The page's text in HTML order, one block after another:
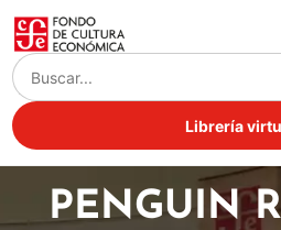
Librería
PENGUIN